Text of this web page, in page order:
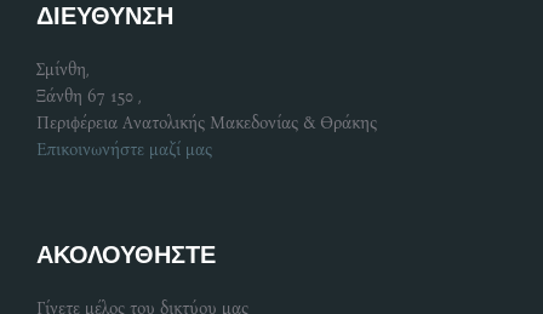
ΔΙΕΥΘΥΝΣΗ
Σμίνθη,
Ξάνθη 67 150 ,
Περιφέρεια Ανατολικής Μακεδονίας & Θράκης
Επικοινωνήστε μαζί μας
ΑΚΟΛΟΥΘΗΣΤΕ
Γίνετε μέλος του δικτύου μας